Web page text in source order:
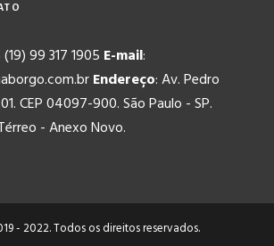
99 317 1905 E-mail:
Endereço: Av. Pedro
CEP 04097-900. São Paulo - SP.
- Anexo Novo.
- 2022. Todos os direitos reservados.